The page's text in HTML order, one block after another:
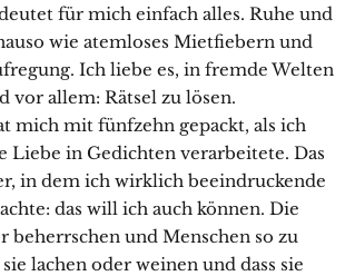
für mich einfach alles. Ruhe und
wie atemloses Mietfiebern und
Ich liebe es, in fremde Welten
vor allem: Rätsel zu lösen.
mich mit fünfzehn gepackt, als ich
Liebe in Gedichten verarbeitete. Das
in dem ich wirklich beeindruckende
das will ich auch können. Die
beherrschen und Menschen so zu
lachen oder weinen und dass sie